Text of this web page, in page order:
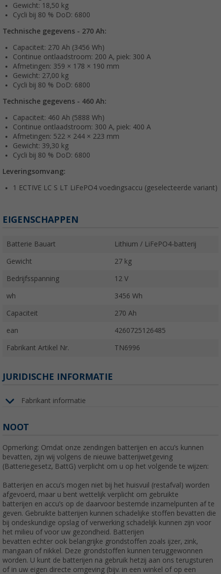
Gewicht: 18,50 kg
Cycli bij 80 % DoD: 6800
Technische gegevens - 270 Ah:
Capaciteit: 270 Ah (3456 Wh)
Continue ontlaadstroom: 200 A, piek: 300 A
Afmetingen: 359 × 178 × 190 mm
Gewicht: 27,00 kg
Cycli bij 80 % DoD: 6800
Technische gegevens - 460 Ah:
Capaciteit: 460 Ah (5888 Wh)
Continue ontlaadstroom: 300 A, piek: 400 A
Afmetingen: 522 × 244 × 223 mm
Gewicht: 39,30 kg
Cycli bij 80 % DoD: 6800
Leveringsomvang:
1 ECTIVE LC S LT LiFePO4 voedingsaccu (geselecteerde variant)
EIGENSCHAPPEN
Batterie Bauart Lithium / LiFePO4-batterij
Gewicht 27 kg
Bedrijfsspanning 12 V
wh 3456 Wh
Capaciteit 270 Ah
ean 4260725126485
Fabrikant Artikel Nr. TN6996
JURIDISCHE INFORMATIE
Fabrikant informatie
NOOT
Opmerking: Omdat onze zendingen batterijen en accu’s kunnen
bevatten, zijn wij volgens de nieuwe batterijwetgeving
(Batteriegesetz, BattG) verplicht om u op het volgende te wijzen:
Batterijen en accu’s mogen niet bij het huisvuil (restafval) worden
afgevoerd, maar u bent wettelijk verplicht om gebruikte
batterijen en accu’s op de daarvoor bestemde inzamelpunten af te
geven. Gebruikte batterijen kunnen schadelijke stoffen bevatten die
bij ondeskundige opslag of verwerking schadelijk kunnen zijn voor
het milieu of voor uw gezondheid. Batterijen
bevatten echter ook belangrijke grondstoffen zoals ijzer, zink,
mangaan of nikkel. Deze grondstoffen kunnen teruggewonnen
worden. U kunt de batterijen na gebruik hetzij aan ons terugsturen
of in uw eigen directe omgeving (bijv. in een winkel of op een